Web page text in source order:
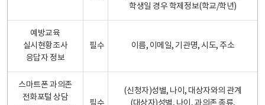
학생일 경우 학제정보(학교/학년)
예방교육
실시현황조사
응답자 정보
필수 이름, 이메일, 기관명, 시도, 주소
스마트폰 과의존
전화포털 상담
(신청자)성별, 나이, 대상자와의 관계